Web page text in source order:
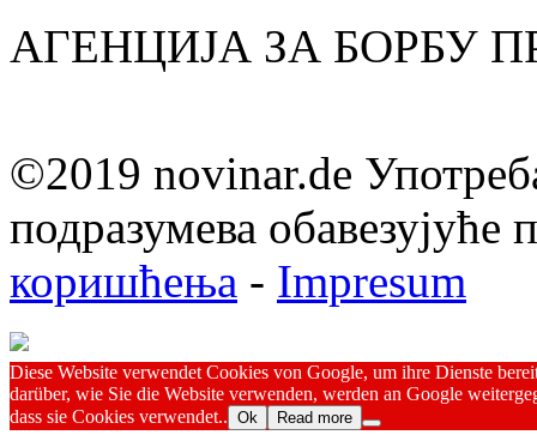
АГЕНЦИЈА ЗА БОРБУ
©2019 novinar.de
подразумева обавезујуће
коришћења - Impresum
Diese Website verwendet Cookies von Google, um ihre Dienste
darüber, wie Sie die Website verwenden, werden an Google
dass sie Cookies verwendet.. Ok Read more